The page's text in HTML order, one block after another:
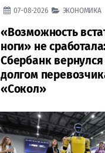
07-08-2026 ЭКОНОМИКА
«Возможность
ноги» не сработала:
Сбербанк вернулся
долгом
«Сокол»